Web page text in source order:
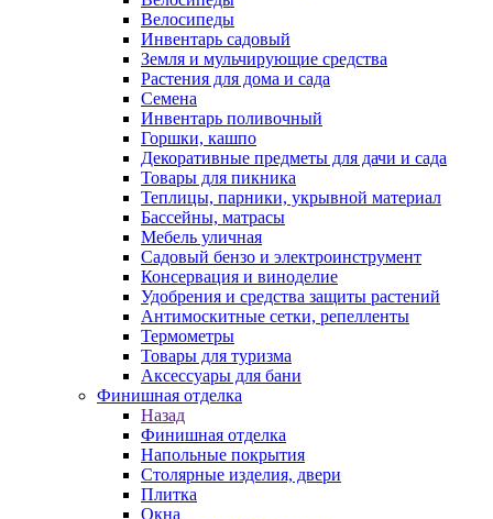
Велосипеды
Инвентарь садовый
Земля и мульчирующие средства
Растения для дома и сада
Семена
Инвентарь поливочный
Горшки, кашпо
Декоративные предметы для дачи и сада
Товары для пикника
Теплицы, парники, укрывной материал
Бассейны, матрасы
Мебель уличная
Садовый бензо и электроинструмент
Консервация и виноделие
Удобрения и средства защиты растений
Антимоскитные сетки, репелленты
Термометры
Товары для туризма
Аксессуары для бани
Финишная отделка
Назад
Финишная отделка
Напольные покрытия
Столярные изделия, двери
Плитка
Окна